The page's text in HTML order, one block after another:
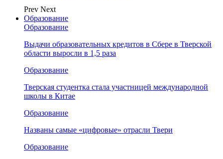
Prev Next
Образование
Образование
Выдачи образовательных кредитов в Сбере в Тверской
области выросли в 1,5 раза
Образование
Тверская студентка стала участницей международной
школы в Китае
Образование
Названы самые «цифровые» отрасли Твери
Образование